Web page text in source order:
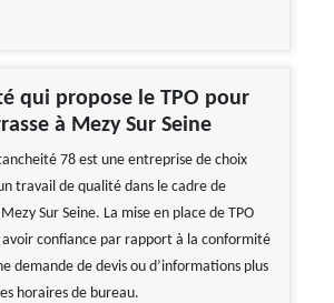
qui propose le TPO pour
à Mezy Sur Seine
78 est une entreprise de choix
travail de qualité dans le cadre de
Sur Seine. La mise en place de TPO
confiance par rapport à la conformité
demande de devis ou d’informations plus
horaires de bureau.